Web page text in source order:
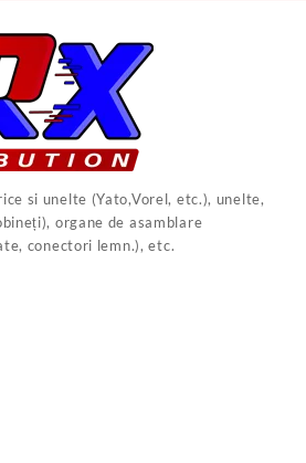
si unelte (Yato,Vorel, etc.), unelte,
organe de asamblare
conectori lemn.), etc.